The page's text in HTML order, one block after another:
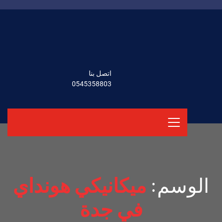
اتصل بنا
0545358803
الوسم: ميكانيكي هونداي
في جدة